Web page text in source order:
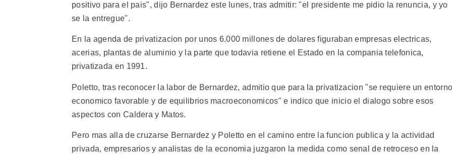
positivo para el pais", dijo Bernardez este lunes, tras admitir: "el presidente me pidio la renuncia, y yo
se la entregue".
En la agenda de privatizacion por unos 6.000 millones de dolares figuraban empresas electricas,
acerias, plantas de aluminio y la parte que todavia retiene el Estado en la compania telefonica,
privatizada en 1991.
Poletto, tras reconocer la labor de Bernardez, admitio que para la privatizacion "se requiere un entorno
economico favorable y de equilibrios macroeconomicos" e indico que inicio el dialogo sobre esos
aspectos con Caldera y Matos.
Pero mas alla de cruzarse Bernardez y Poletto en el camino entre la funcion publica y la actividad
privada, empresarios y analistas de la economia juzgaron la medida como senal de retroceso en la